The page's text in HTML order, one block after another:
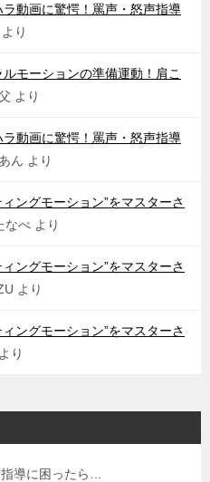
動画に驚愕！罵声・怒声指導
より
モーションの準備運動！肩こ
より
動画に驚愕！罵声・怒声指導
ん より
ングモーション”をマスターさ
なべ より
ングモーション”をマスターさ
より
ングモーション”をマスターさ
より
導に困ったら…